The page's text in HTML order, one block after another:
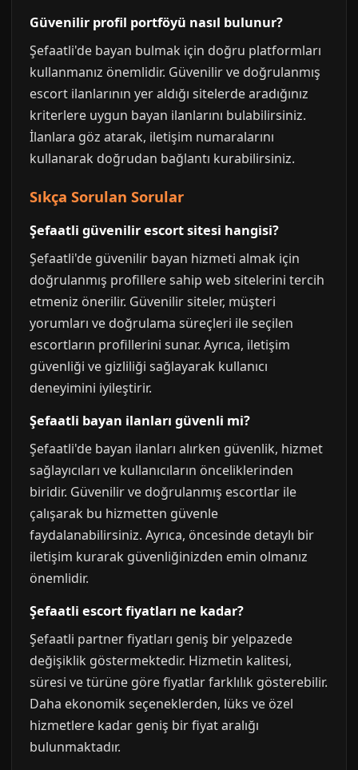
Güvenilir profil portföyü nasıl bulunur?
Şefaatli'de bayan bulmak için doğru platformları
kullanmanız önemlidir. Güvenilir ve doğrulanmış
escort ilanlarının yer aldığı sitelerde aradığınız
kriterlere uygun bayan ilanlarını bulabilirsiniz.
İlanlara göz atarak, iletişim numaralarını
kullanarak doğrudan bağlantı kurabilirsiniz.
Sıkça Sorulan Sorular
Şefaatli güvenilir escort sitesi hangisi?
Şefaatli'de güvenilir bayan hizmeti almak için
doğrulanmış profillere sahip web sitelerini tercih
etmeniz önerilir. Güvenilir siteler, müşteri
yorumları ve doğrulama süreçleri ile seçilen
escortların profillerini sunar. Ayrıca, iletişim
güvenliği ve gizliliği sağlayarak kullanıcı
deneyimini iyileştirir.
Şefaatli bayan ilanları güvenli mi?
Şefaatli'de bayan ilanları alırken güvenlik, hizmet
sağlayıcıları ve kullanıcıların önceliklerinden
biridir. Güvenilir ve doğrulanmış escortlar ile
çalışarak bu hizmetten güvenle
faydalanabilirsiniz. Ayrıca, öncesinde detaylı bir
iletişim kurarak güvenliğinizden emin olmanız
önemlidir.
Şefaatli escort fiyatları ne kadar?
Şefaatli partner fiyatları geniş bir yelpazede
değişiklik göstermektedir. Hizmetin kalitesi,
süresi ve türüne göre fiyatlar farklılık gösterebilir.
Daha ekonomik seçeneklerden, lüks ve özel
hizmetlere kadar geniş bir fiyat aralığı
bulunmaktadır.